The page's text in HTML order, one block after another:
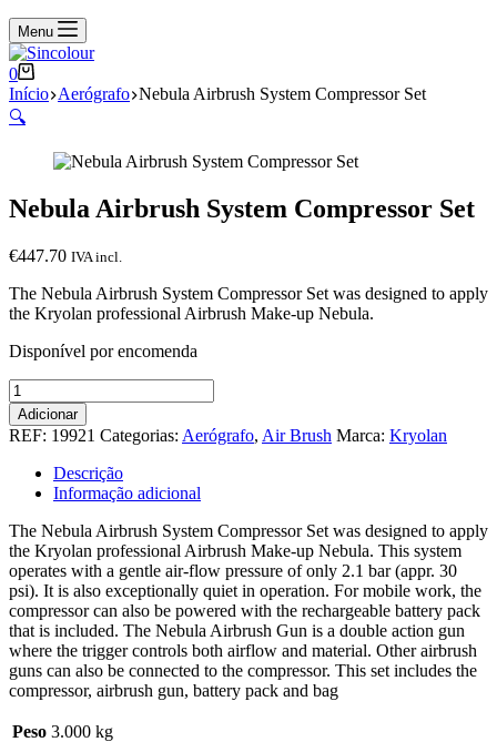
Menu
Carrinho
de
compras
0
Início Aerógrafo Nebula Airbrush System Compressor Set
🔍
Nebula Airbrush System Compressor Set
€447.70 IVA incl.
The Nebula Airbrush System Compressor Set was designed to apply
the Kryolan professional Airbrush Make-up Nebula.
Disponível por encomenda
Quantidade
de
Nebula
Airbrush
System
Compressor
Adicionar
REF: 19921 Categorias: Aerógrafo, Air Brush Marca: Kryolan
Descrição
Informação adicional
The Nebula Airbrush System Compressor Set was designed to apply
the Kryolan professional Airbrush Make-up Nebula. This system
operates with a gentle air-flow pressure of only 2.1 bar (appr. 30
psi). It is also exceptionally quiet in operation. For mobile work, the
compressor can also be powered with the rechargeable battery pack
that is included. The Nebula Airbrush Gun is a double action gun
where the trigger controls both airflow and material. Other airbrush
guns can also be connected to the compressor. This set includes the
compressor, airbrush gun, battery pack and bag
Peso 3.000 kg